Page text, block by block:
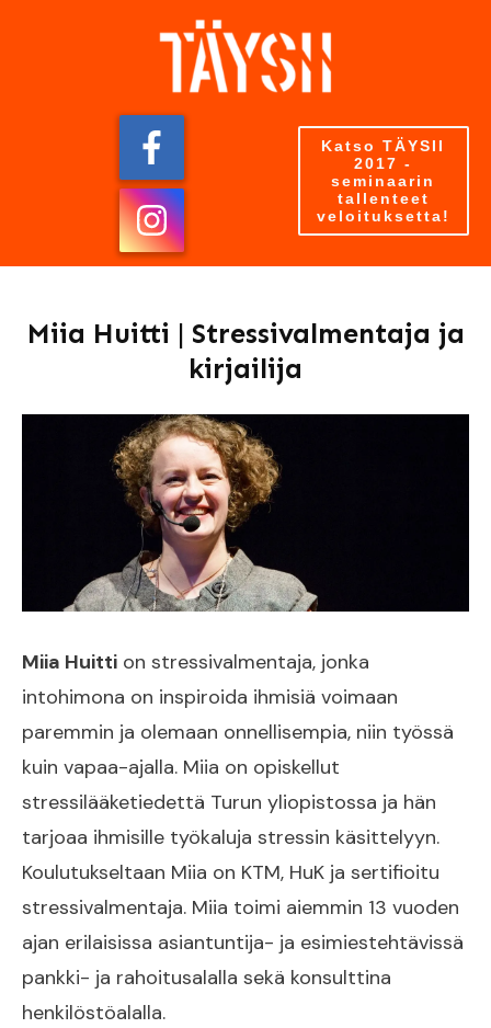
Katso TÄYSII
2017 -
seminaarin
tallenteet
veloituksetta!
Miia Huitti | Stressivalmentaja ja
kirjailija
Miia Huitti on stressivalmentaja, jonka
intohimona on inspiroida ihmisiä voimaan
paremmin ja olemaan onnellisempia, niin työssä
kuin vapaa-ajalla. Miia on opiskellut
stressilääketiedettä Turun yliopistossa ja hän
tarjoaa ihmisille työkaluja stressin käsittelyyn.
Koulutukseltaan Miia on KTM, HuK ja sertifioitu
stressivalmentaja. Miia toimi aiemmin 13 vuoden
ajan erilaisissa asiantuntija- ja esimiestehtävissä
pankki- ja rahoitusalalla sekä konsulttina
henkilöstöalalla.